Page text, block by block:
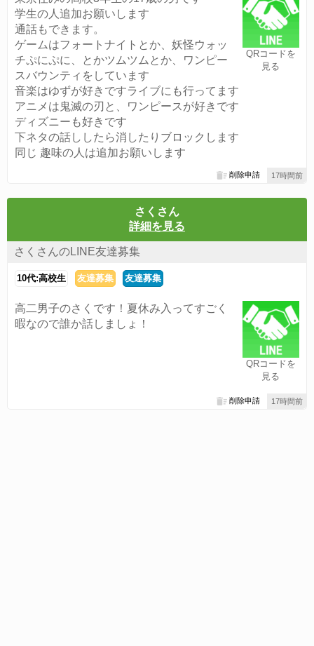
QRコードを
見る
学生の人追加お願いします
通話もできます。
ゲームはフォートナイトとか、妖怪ウォッ
チぷにぷに、とかツムツムとか、ワンピー
スバウンティをしています
音楽はゆずが好きですライブにも行ってます
アニメは鬼滅の刃と、ワンピースが好きです
ディズニーも好きです
下ネタの話ししたら消したりブロックします
同じ 趣味の人は追加お願いします
17時間前
削除申請
さくさん
詳細を見る
さくさんのLINE友達募集
10代:高校生 友達募集 友達募集
QRコードを
見る
高二男子のさくです！夏休み入ってすごく
暇なので誰か話しましょ！
17時間前
削除申請